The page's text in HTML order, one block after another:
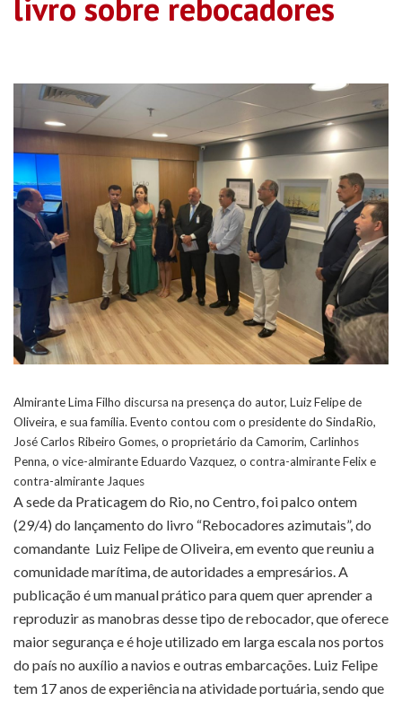
livro sobre rebocadores
Almirante Lima Filho discursa na presença do autor, Luiz Felipe de
Oliveira, e sua família. Evento contou com o presidente do SindaRio,
José Carlos Ribeiro Gomes, o proprietário da Camorim, Carlinhos
Penna, o vice-almirante Eduardo Vazquez, o contra-almirante Felix e
contra-almirante Jaques
A sede da Praticagem do Rio, no Centro, foi palco ontem
(29/4) do lançamento do livro “Rebocadores azimutais”, do
comandante Luiz Felipe de Oliveira, em evento que reuniu a
comunidade marítima, de autoridades a empresários. A
publicação é um manual prático para quem quer aprender a
reproduzir as manobras desse tipo de rebocador, que oferece
maior segurança e é hoje utilizado em larga escala nos portos
do país no auxílio a navios e outras embarcações. Luiz Felipe
tem 17 anos de experiência na atividade portuária, sendo que